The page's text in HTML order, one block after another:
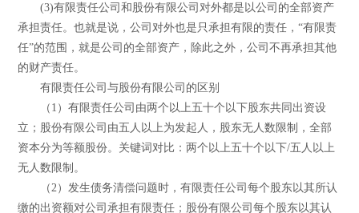
(3)有限责任公司和股份有限公司对外都是以公司的全部资产
承担责任。也就是说，公司对外也是只承担有限的责任，“有限责
任”的范围，就是公司的全部资产，除此之外，公司不再承担其他
的财产责任。
有限责任公司与股份有限公司的区别
（1）有限责任公司由两个以上五十个以下股东共同出资设
立；股份有限公司由五人以上为发起人，股东无人数限制，全部
资本分为等额股份。关键词对比：两个以上五十个以下/五人以上
无人数限制。
（2）发生债务清偿问题时，有限责任公司每个股东以其所认
缴的出资额对公司承担有限责任；股份有限公司每个股东以其认